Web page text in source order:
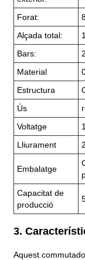
Forat:
Alçada total:
Bars:
Material
Estructura
Ús
Voltatge
Lliurament
Embalatge
Capacitat de
producció
3.
Aquest